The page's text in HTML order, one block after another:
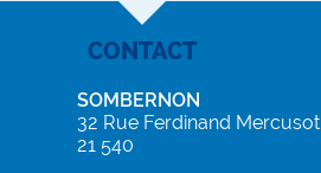
CONTACT
SOMBERNON
32 Rue Ferdinand Mercusot
21 540